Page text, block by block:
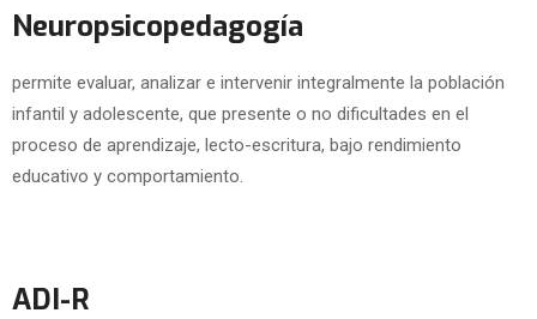
Neuropsicopedagogía
permite evaluar, analizar e intervenir integralmente la población
infantil y adolescente, que presente o no dificultades en el
proceso de aprendizaje, lecto-escritura, bajo rendimiento
educativo y comportamiento.
ADI-R